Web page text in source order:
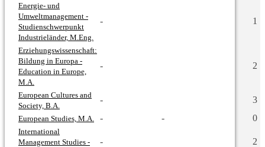
Energie- und
Umweltmanagement -
Studienschwerpunkt
Industrieländer, M.Eng.
- 1
Erziehungswissenschaft:
Bildung in Europa -
Education in Europe,
M.A.
- 2
European Cultures and
Society, B.A.
- 3
European Studies, M.A. - - 0
International
Management Studies -
- 2